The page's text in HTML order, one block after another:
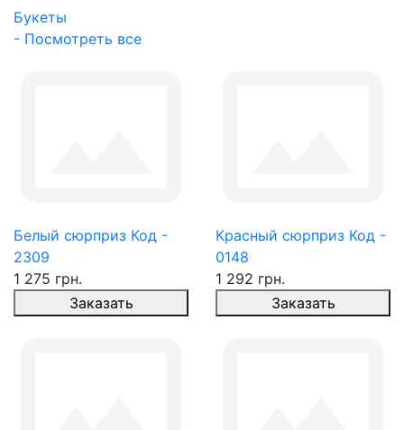
Букеты
- Посмотреть все
Белый сюрприз Код -
2309
1 275 грн.
Заказать
Красный сюрприз Код -
0148
1 292 грн.
Заказать